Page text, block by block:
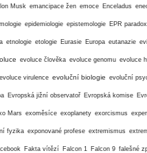
Musk emancipace žen emoce Enceladus
epidemiologie epistemologie EPR paradox
etnologie etologie Eurasie Europa eutanazie
evoluce člověka evoluce genomu evoluce
evoluce virulence evoluční biologie evoluční
Evropská jižní observatoř Evropská komise
Mars exoměsíce exoplanety exorcismus
fyzika exponované profese extremismus
Fakta vítězí Falcon 1 Falcon 9 falešné